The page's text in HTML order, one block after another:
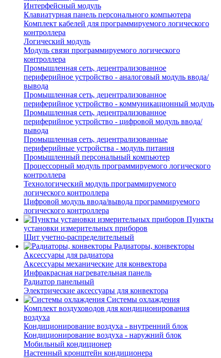
Интерфейсный модуль
Клавиатурная панель персонального компьютера
Комплект кабелей для программируемого логического
контроллера
Логический модуль
Модуль связи программируемого логического
контроллера
Промышленная сеть, децентрализованное
периферийное устройство - аналоговый модуль ввода/
вывода
Промышленная сеть, децентрализованное
периферийное устройство - коммуникационный модуль
Промышленная сеть, децентрализованное
периферийное устройство - цифровой модуль ввода/
вывода
Промышленная сеть, децентрализованные
периферийные устройства - модуль питания
Промышленный персональный компьютер
Процессорный модуль программируемого логического
контроллера
Технологический модуль программируемого
логического контроллера
Цифровой модуль ввода/вывода программируемого
логического контроллера
Пункты
установки измерительных приборов
Щит учетно-распределительный
Радиаторы, конвекторы
Аксессуары для радиатора
Аксессуары механические для конвектора
Инфракрасная нагревательная панель
Радиатор панельный
Электрические аксессуары для конвектора
Системы охлаждения
Комплект воздуховодов для кондиционирования
воздуха
Кондиционирование воздуха - внутренний блок
Кондиционирование воздуха - наружний блок
Мобильный кондиционер
Настенный кронштейн кондиционера